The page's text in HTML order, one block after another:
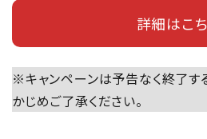
詳細はこ
※キャンペーンは予告なく終了す
かじめご了承ください。